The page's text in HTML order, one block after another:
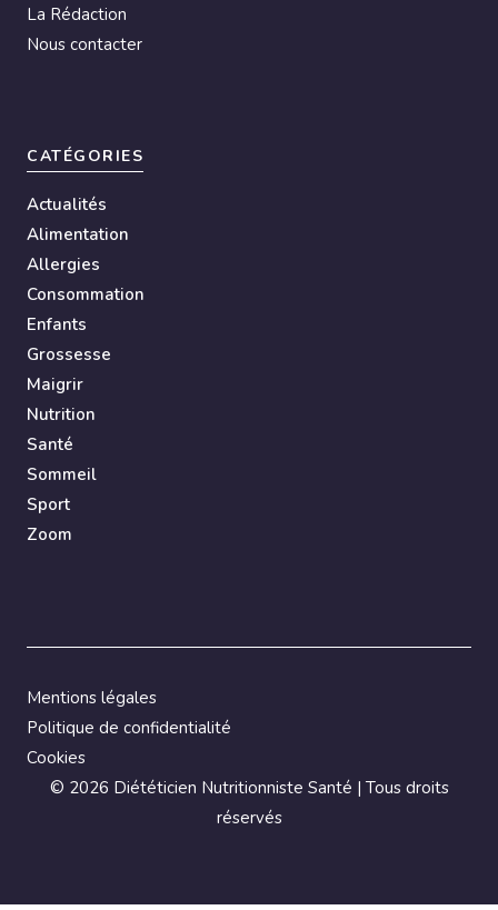
La Rédaction
Nous contacter
CATÉGORIES
Actualités
Alimentation
Allergies
Consommation
Enfants
Grossesse
Maigrir
Nutrition
Santé
Sommeil
Sport
Zoom
© 2026 Diététicien Nutritionniste Santé | Tous droits
réservés
Mentions légales
Politique de confidentialité
Cookies